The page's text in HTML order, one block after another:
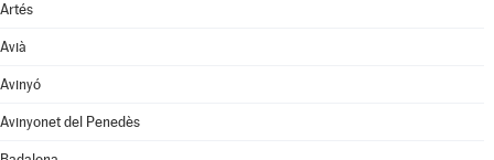
Artés
Avià
Avinyó
Avinyonet del Penedès